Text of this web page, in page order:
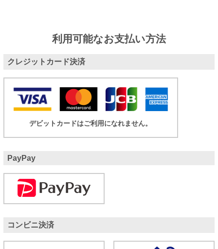
利用可能なお支払い方法
クレジットカード決済
デビットカードはご利用になれません。
PayPay
コンビニ決済